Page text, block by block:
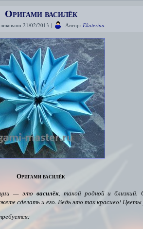
Оригами василёк
21/02/2013 | Автор: Ekaterina
Оригами василёк
— это василёк, такой родной и близкий.
сделать и его. Ведь это так красиво! Цветы